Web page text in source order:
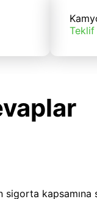
Teklif
kapsamına